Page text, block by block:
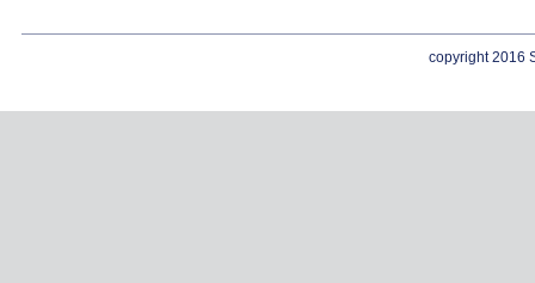
copyright 2016